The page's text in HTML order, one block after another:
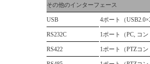
その他のインターフェース
USB 4ポート（
RS232C 1ポート（PC, コ
RS422 1ポート（PTZコ